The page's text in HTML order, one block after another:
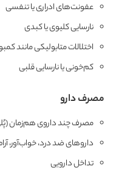
عفونت‌های ادراری یا تنفسی
نارسایی کلیوی یا کبدی
اختلالات متابولیکی مانند
کم‌خونی یا نارسایی قلبی
مصرف دارو
مصرف چند داروی هم‌زمان
داروهای ضد درد، خواب‌آور،
تداخل دارویی